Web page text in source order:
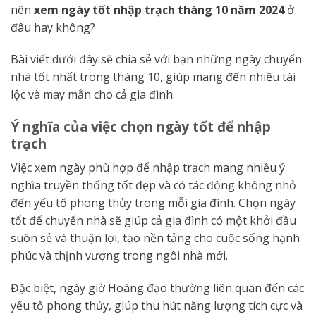
nên xem ngày tốt nhập trạch tháng 10 năm 2024ở
đâu hay không?
Bài viết dưới đây sẽ chia sẻ với bạn những ngày chuyển
nhà tốt nhất trong tháng 10, giúp mang đến nhiều tài
lộc và may mắn cho cả gia đình.
Ý nghĩa của việc chọn ngày tốt để nhập
trạch
Việc xem ngày phù hợp để nhập trạch mang nhiều ý
nghĩa truyền thống tốt đẹp và có tác động không nhỏ
đến yếu tố phong thủy trong mỗi gia đình. Chọn ngày
tốt để chuyển nhà sẽ giúp cả gia đình có một khởi đầu
suôn sẻ và thuận lợi, tạo nền tảng cho cuộc sống hạnh
phúc và thịnh vượng trong ngôi nhà mới.
Đặc biệt, ngày giờ Hoàng đạo thường liên quan đến các
yếu tố phong thủy, giúp thu hút năng lượng tích cực và